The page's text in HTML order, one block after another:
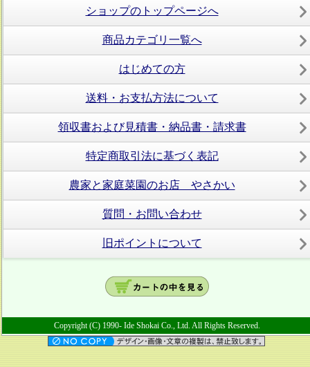
ショップのトップページへ
商品カテゴリ一覧へ
はじめての方
送料・お支払方法について
領収書および見積書・納品書・請求書
特定商取引法に基づく表記
農家と家庭菜園のお店 やさかい
質問・お問い合わせ
旧ポイントについて
Copyright (C) 1990- Ide Shokai Co., Ltd. All Rights Reserved.